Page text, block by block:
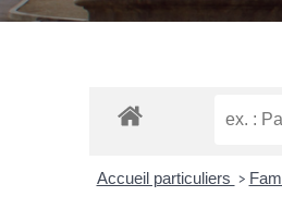
Accueil particuliers >